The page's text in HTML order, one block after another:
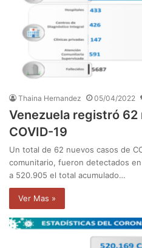
Thaina Hernandez 05/04/2022
Venezuela registró 62
COVID-19
Un total de 62 nuevos casos de
comunitario, fueron detectados
a 520.905 el total acumulado…
Ver Mas »